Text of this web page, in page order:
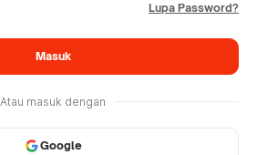
Lupa Password?
Masuk
Atau masuk dengan
Google